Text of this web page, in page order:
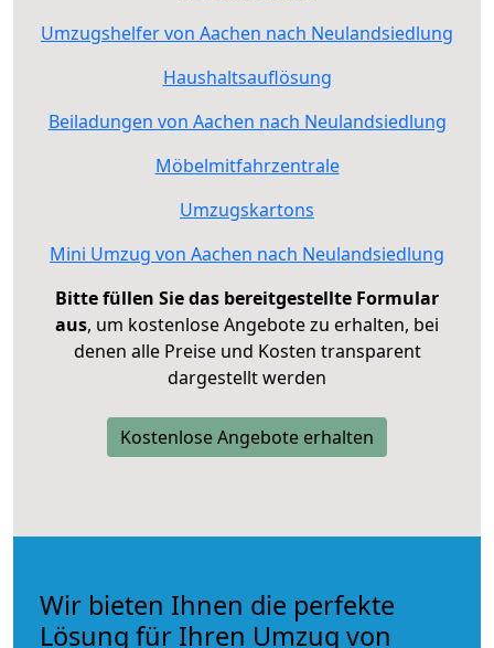
Umzugshelfer von Aachen nach Neulandsiedlung
Haushaltsauflösung
Beiladungen von Aachen nach Neulandsiedlung
Möbelmitfahrzentrale
Umzugskartons
Mini Umzug von Aachen nach Neulandsiedlung
Bitte füllen Sie das bereitgestellte Formular
aus, um kostenlose Angebote zu erhalten, bei
denen alle Preise und Kosten transparent
dargestellt werden
Kostenlose Angebote erhalten
Wir bieten Ihnen die perfekte
Lösung für Ihren Umzug von